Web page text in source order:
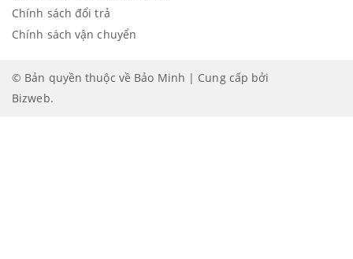
Chính sách đổi trả
Chính sách vận chuyển
© Bản quyền thuộc về Bảo Minh | Cung cấp bởi
Bizweb.